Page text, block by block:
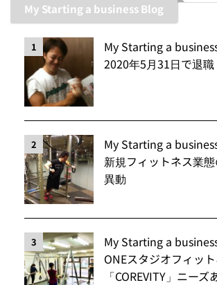
My Starting a business Blog
1
My Starting a
2020年5月31日で退職
2
My Starting a
新規フィットネス業
異動
3
My Starting a
ONEスタジオフィッ
「COREVITY」ニーズ